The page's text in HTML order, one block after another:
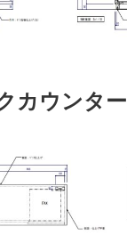
カウンター